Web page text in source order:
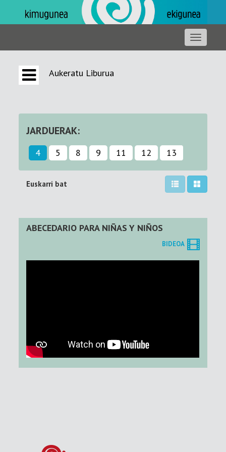
Aukeratu Liburua
JARDUERAK:
4 5 8 9 11 12 13
Euskarri bat
ABECEDARIO PARA NIÑAS Y NIÑOS
BIDEOA